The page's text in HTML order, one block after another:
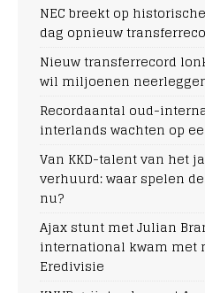
NEC breekt op
dag opnieuw
Nieuw transferrecord
wil miljoenen
Recordaantal oud-
interlands wachten op
Van KKD-talent van het
verhuurd: waar spelen
nu?
Ajax stunt met Julian
international kwam met
Eredivisie